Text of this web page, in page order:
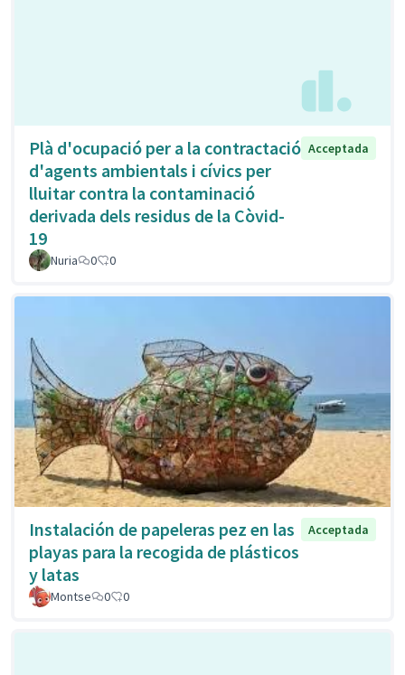
Plà d'ocupació per a la contractació
d'agents ambientals i cívics per
lluitar contra la contaminació
derivada dels residus de la Còvid-
19
Acceptada
Nuria 0 0
Instalación de papeleras pez en las
playas para la recogida de plásticos
y latas
Acceptada
Montse 0 0